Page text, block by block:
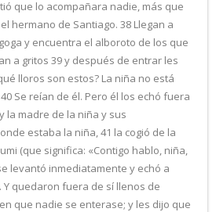
que lo acompañara nadie, más que
hermano de Santiago. 38 Llegan a
y encuentra el alboroto de los que
a gritos 39 y después de entrar les
lloros son estos? La niña no está
Se reían de él. Pero él los echó fuera
la madre de la niña y sus
estaba la niña, 41 la cogió de la
(que significa: «Contigo hablo, niña,
levantó inmediatamente y echó a
quedaron fuera de sí llenos de
que nadie se enterase; y les dijo que